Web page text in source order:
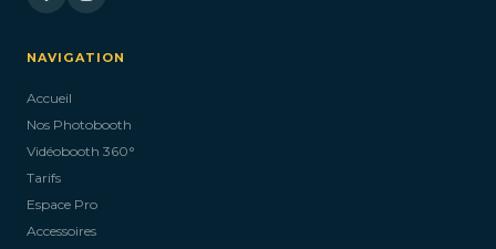
NAVIGATION
Accueil
Nos Photobooth
Vidéobooth 360°
Tarifs
Espace Pro
Accessoires